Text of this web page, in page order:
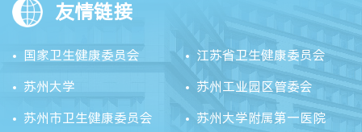
友情链接
国家卫生健康委员会
江苏省卫生健康委员会
苏州大学
苏州工业园区管委会
苏州市卫生健康委员会
苏州大学附属第一医院